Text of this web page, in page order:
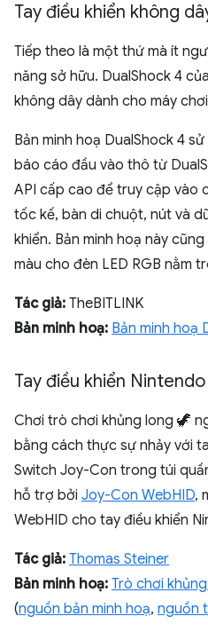
Tay điều khiển không
Tiếp theo là một thứ mà ít
năng sở hữu. DualShock 4
không dây dành cho máy
Bản minh hoạ DualShock 4
báo cáo đầu vào thô từ
API cấp cao để truy cập vào
tốc kế, bàn di chuột, nút và
khiển. Bản minh hoạ này
màu cho đèn LED RGB nằm
Tác giả: TheBITLINK
Bản minh hoạ: Bản minh hoạ
Tay điều khiển
Chơi trò chơi khủng long 🦖
bằng cách thực sự nhảy với
Switch Joy-Con trong túi
hỗ trợ bởi Joy-Con WebHID,
WebHID cho tay điều khiển
Tác giả: Thomas Steiner
Bản minh hoạ: Trò chơi
(nguồn bản minh hoạ, nguồn